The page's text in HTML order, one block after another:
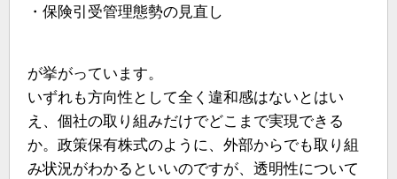
・保険引受管理態勢の見直し
が挙がっています。
いずれも方向性として全く違和感はないとはい
え、個社の取り組みだけでどこまで実現できる
か。政策保有株式のように、外部からでも取り組
み状況がわかるといいのですが、透明性について